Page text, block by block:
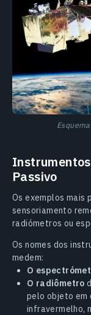
Passivo
Os exemplos mais
sensoriamento
radiómetros ou
Os nomes dos
medem:
O
O radiômetro
pelo objeto em
infravermelho,